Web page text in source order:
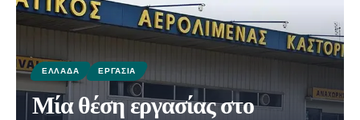
ΕΛΛΆΔΑ ΕΡΓΑΣΊΑ
Μία θέση εργασίας στο